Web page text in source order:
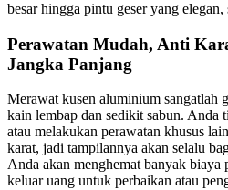
besar hingga pintu geser yang
Perawatan Mudah, Anti
Jangka Panjang
Merawat kusen aluminium sangatlah
kain lembap dan sedikit sabun. Anda
atau melakukan perawatan khusus
karat, jadi tampilannya akan selalu
Anda akan menghemat banyak biaya
keluar uang untuk perbaikan atau